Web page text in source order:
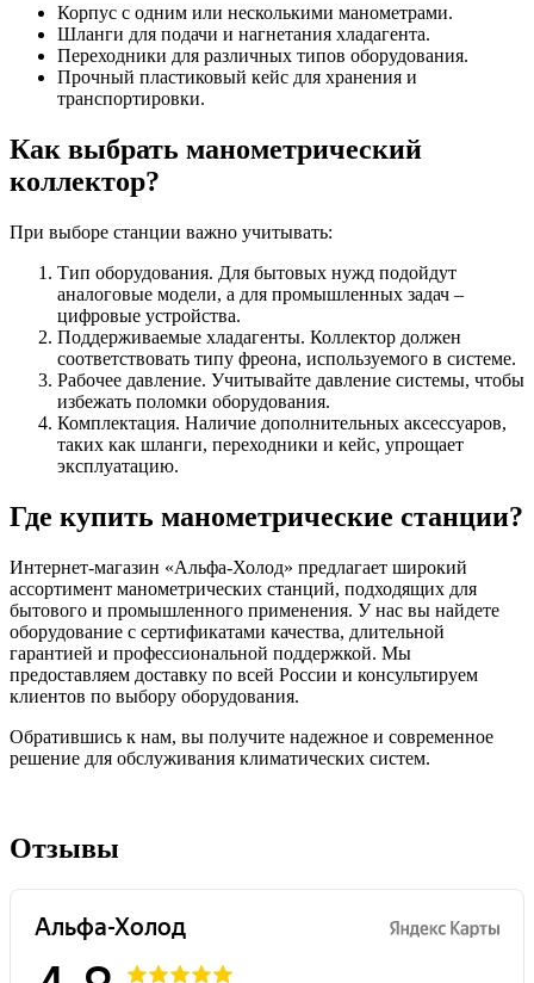
Корпус с одним или несколькими манометрами.
Шланги для подачи и нагнетания хладагента.
Переходники для различных типов оборудования.
Прочный пластиковый кейс для хранения и
транспортировки.
Как выбрать манометрический
коллектор?
При выборе станции важно учитывать:
Тип оборудования. Для бытовых нужд подойдут
аналоговые модели, а для промышленных задач –
цифровые устройства.
Поддерживаемые хладагенты. Коллектор должен
соответствовать типу фреона, используемого в системе.
Рабочее давление. Учитывайте давление системы, чтобы
избежать поломки оборудования.
Комплектация. Наличие дополнительных аксессуаров,
таких как шланги, переходники и кейс, упрощает
эксплуатацию.
Где купить манометрические станции?
Интернет-магазин «Альфа-Холод» предлагает широкий
ассортимент манометрических станций, подходящих для
бытового и промышленного применения. У нас вы найдете
оборудование с сертификатами качества, длительной
гарантией и профессиональной поддержкой. Мы
предоставляем доставку по всей России и консультируем
клиентов по выбору оборудования.
Обратившись к нам, вы получите надежное и современное
решение для обслуживания климатических систем.
Отзывы